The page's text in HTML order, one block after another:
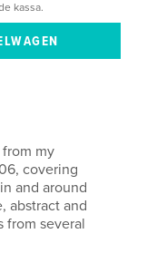
kassa.
my
covering
and around
abstract and
from several